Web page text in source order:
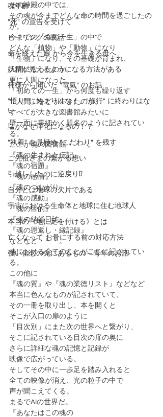
魂年齢
"死" の宣告を受けて
ヒーリングの裏話
命を終えた娘 から今を生きる母へ
妖精が見えるようになる方法がある
神様から聞いた "電氣" のお話
"悟り" に始まりはなく、"修行" に終わりはな
い
塩がなぜ浄化になるの！？
"執着" を見極め "こだわり" を残す
ご先祖さまの繋がる想い
引越ししたのに逆戻り⁉️
自分とは地球の欠片である
宇宙における生命体と地球に住む地球人
本当の《地に足を付ける》とは
亡くなって お骨にする前の対応方法
強い信念の先にあるもの～青年のお話
その神殿の中では、
その魂が今までどんな命の時間を過ごしたの
か。
今までの「命の一生」の中で
どんな「植物」や「動物」になり
「生物」になり、その基礎が育まれ、
人間になったのか。
更に人間になった
「初めての一生」から何度も繰り返す
「人間」をどう生きたのか。
すべてが大きな図書館みたいに
壁一面に事細かく題名のように記されてい
る。
ここが魂の図書館・・・。
『魂の生まれた伝記』
『魂の宿題』
『魂の感情』
『魂のつながり』
『魂の感動』
『魂の目的』
『魂の結婚日誌』
『魂の恩返し・縁記録』
などなど・・・。
魂における全てのことがここに記されてい
る。
この他に
『魂の質』や『魂の業徳リスト』などなど
本当に色んなものが記されていて、
その一冊を取り出し、本を開くと
そこが入口の扉のように
「目次別」にまた次の世界へと繋がり、
そこに記されている目次の扉の奥に
さらに詳細な魂の記憶と記録が
映像で広がっている。
そしてその中に一歩足を踏み入れると
全ての映像が消え、光の粒子の中で
声が聞こえてくる。
まるでAIの世界だ。
『あなたはこの魂の